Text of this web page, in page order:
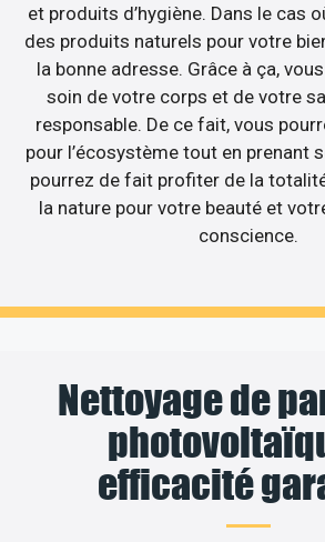
et produits d’hygiène. Dans le cas
des produits naturels pour votre
la bonne adresse. Grâce à ça,
soin de votre corps et de votre
responsable. De ce fait, vous
pour l’écosystème tout en prenant
pourrez de fait profiter de la
la nature pour votre beauté et
conscience.
Nettoyage de
efficacité